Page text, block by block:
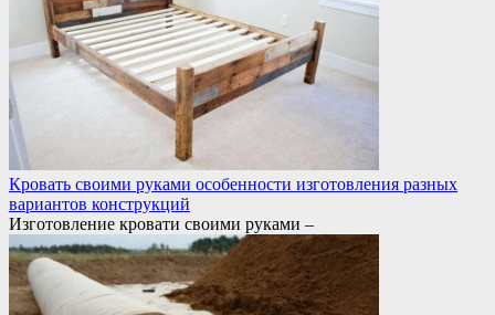
Кровать своими руками особенности изготовления разных
вариантов конструкций
Изготовление кровати своими руками –